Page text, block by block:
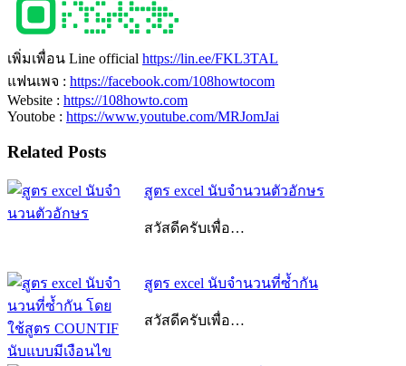
เพิ่มเพื่อน Line official https://lin.ee/FKL3TAL
แฟนเพจ : https://facebook.com/108howtocom
Website : https://108howto.com
Youtobe : https://www.youtube.com/MRJomJai
Related Posts
สูตร excel นับจํานวนตัวอักษร
สวัสดีครับเพื่อ…
สูตร excel นับจํานวนที่ซ้ำกัน
สวัสดีครับเพื่อ…